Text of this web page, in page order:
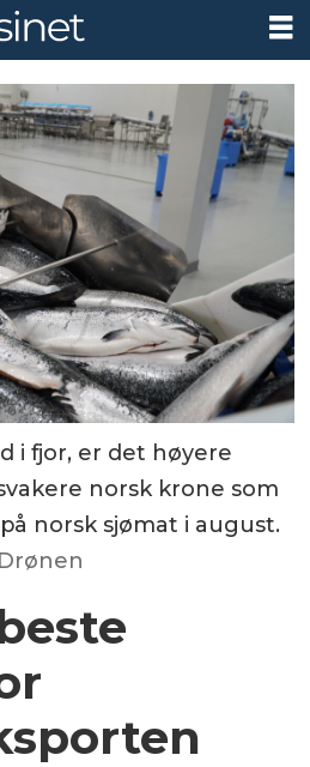
i fjor, er det høyere
norsk krone som
norsk sjømat i august.